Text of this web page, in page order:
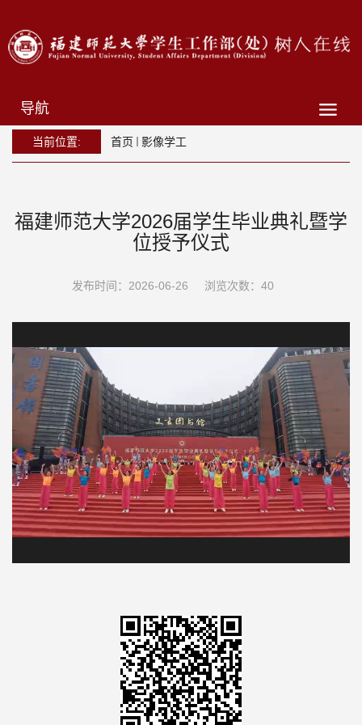
导航
当前位置: 首页 影像学工
福建师范大学2026届学生毕业典礼暨学
位授予仪式
发布时间：2026-06-26 浏览次数： 40